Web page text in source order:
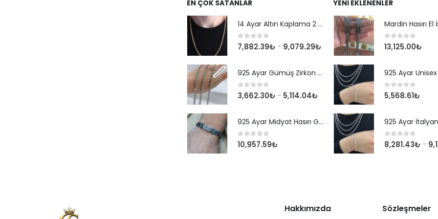
EN ÇOK SATANLAR
14 Ayar Altın Kaplama 2 mm Kare Kral Zincir Kolye
0 out of 5
7,882.39₺ – 9,079.29₺
925 Ayar Gümüş Zirkon Taşlı Yuvarlak Suyolu Bileklik
0 out of 5
3,662.30₺ – 5,114.04₺
925 Ayar Midyat Hasırı Gümüş Erkek Bilekliği
0out of 5
10,957.59₺
YENI EKLENENLER
0out of 5
13,125.00₺
0 out of 5
5,568.61₺
0 out of 5
8,281.43₺ –
Hakkımızda Sözleşmeler